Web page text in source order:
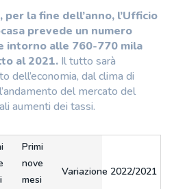
la fine dell’anno, l’Ufficio
prevede un numero
intorno alle 760-770 mila
al 2021. Il tutto sarà
dell’economia, dal clima di
del mercato del
aumenti dei tassi.
Primi
nove
mesi
Variazione 2022/2021